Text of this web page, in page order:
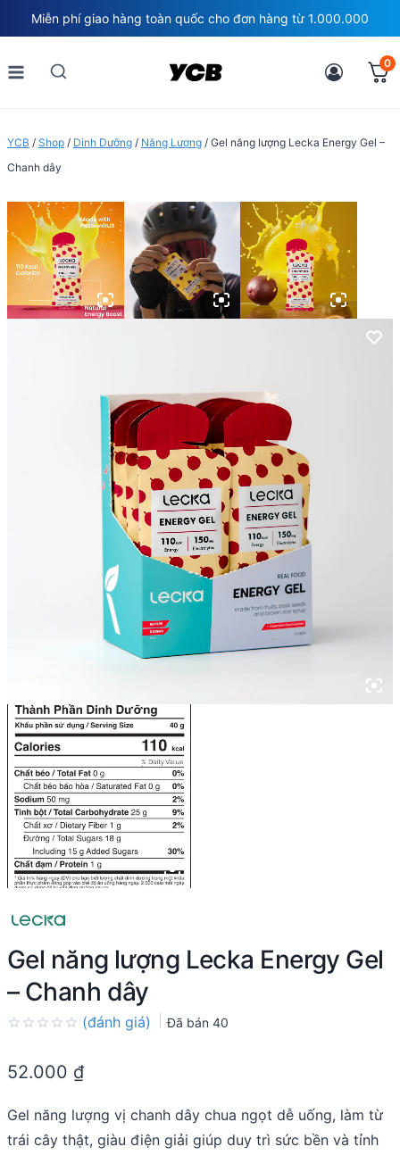
to
content
Miễn phí giao hàng toàn quốc cho đơn hàng từ 1.000.000
0
YCB / Shop / Dinh Dưỡng / Năng Lượng / Gel năng lượng Lecka Energy Gel –
Chanh dây
Gel năng lượng Lecka Energy Gel
– Chanh dây
out
(đánh giá) Đã bán 40
52.000 ₫
Gel năng lượng vị chanh dây chua ngọt dễ uống, làm từ
trái cây thật, giàu điện giải giúp duy trì sức bền và tỉnh